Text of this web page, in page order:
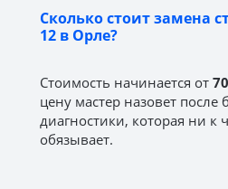
Сколько стоит замена
12 в Орле?
Стоимость начинается от
цену мастер назовет после
диагностики, которая ни к
обязывает.